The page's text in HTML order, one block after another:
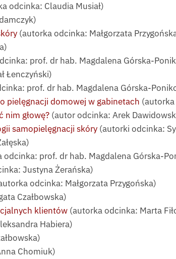
odcinka: Claudia Musiał)
(autorka odcinka: Małgorzata
prof. dr hab. Magdalena Górska-
Łenczyński)
prof. dr hab. Magdalena Górska-
pielęgnacji domowej w gabinetach
nim głowę? (autor odcinka: Arek
samopielęgnacji skóry (autorki odcinka:
odcinka: prof. dr hab. Magdalena Górska-
Justyna Żerańska)
odcinka: Małgorzata Przygońska)
Czałbowska)
klientów (autorka odcinka: Marta
Habiera)
Chomiuk)